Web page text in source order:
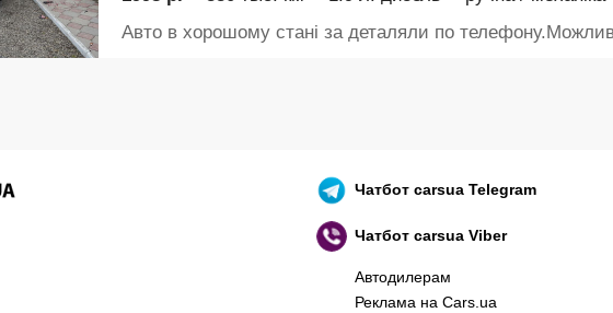
Авто в хорошому стані за деталяли по
Чатботcarsua Telegram
Чатботcarsua Viber
Автодилерам
Реклама на Cars.ua